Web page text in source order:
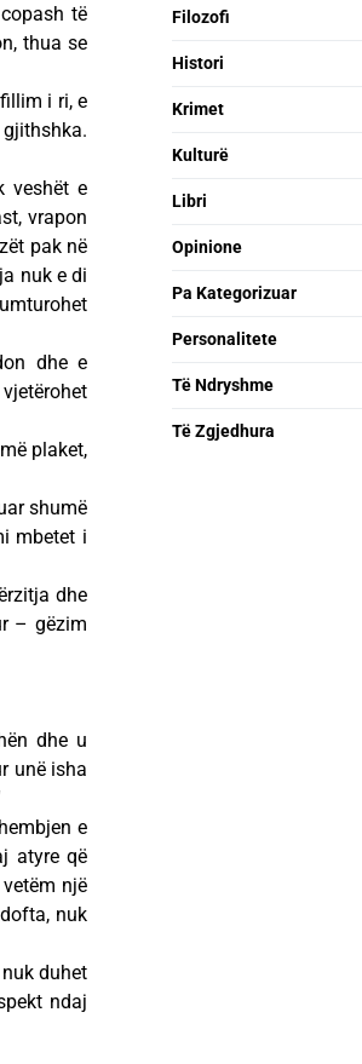
të
thua se
i ri, e
veshët e
vrapon
pak në
nuk e di
dhe e
plaket,
shumë
mbetet i
dhe
– gëzim
dhe u
unë isha
e
atyre që
një
nuk
duhet
ndaj
Filozofi
Histori
Krimet
Kulturë
Libri
Opinione
Pa Kategorizuar
Personalitete
Të Ndryshme
Të Zgjedhura